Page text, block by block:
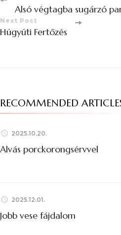
Alsó végtagba sugárzó
Next Post
Húgyúti Fertőzés
RECOMMENDED
2025.10.20.
Alvás porckorongsérvvel
2025.12.01.
Jobb vese fájdalom